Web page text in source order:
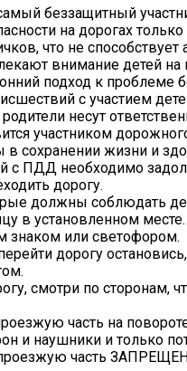
беззащитный
на дорогах
что не
внимание детей на
подход к проблеме
с участием
несут
участником
в сохранении жизни и
с ПДД необходимо
дорогу.
должны соблюдать
в установленном
знаком или светофором.
дорогу
смотри по сторонам,
часть на
и наушники и только
часть